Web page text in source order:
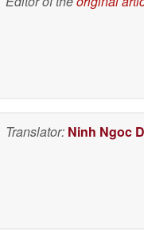
Translator: Ninh Ngoc